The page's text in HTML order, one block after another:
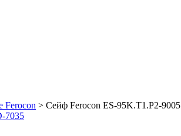
Ferocon > Сейф Ferocon ES-95K.T1.P2-9005
7035